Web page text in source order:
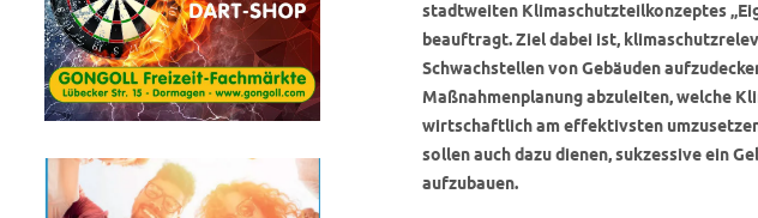
stadtweiten Klimaschutzteilkonzeptes
beauftragt. Ziel dabei ist,
Schwachstellen von Gebäuden
Maßnahmenplanung abzuleiten, welche
wirtschaftlich am effektivsten
sollen auch dazu dienen, sukzessive ein
aufzubauen.